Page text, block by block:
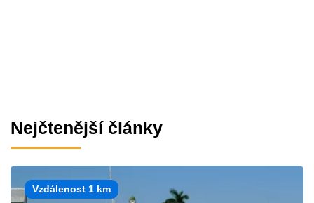
Nejčtenější články
Vzdálenost 1 km